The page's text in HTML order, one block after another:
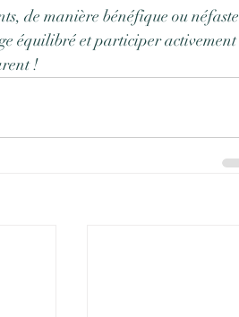
de manière bénéfique ou néfaste
équilibré et participer activement
!